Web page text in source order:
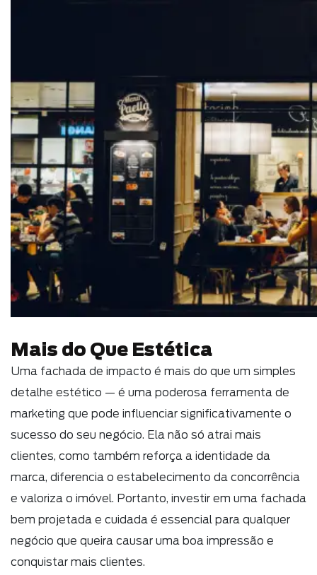
Mais do Que Estética
Uma fachada de impacto é mais do que um simples
detalhe estético — é uma poderosa ferramenta de
marketing que pode influenciar significativamente o
sucesso do seu negócio. Ela não só atrai mais
clientes, como também reforça a identidade da
marca, diferencia o estabelecimento da concorrência
e valoriza o imóvel. Portanto, investir em uma fachada
bem projetada e cuidada é essencial para qualquer
negócio que queira causar uma boa impressão e
conquistar mais clientes.